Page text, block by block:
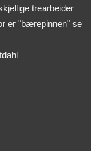
trearbeider
er "bærepinnen" se